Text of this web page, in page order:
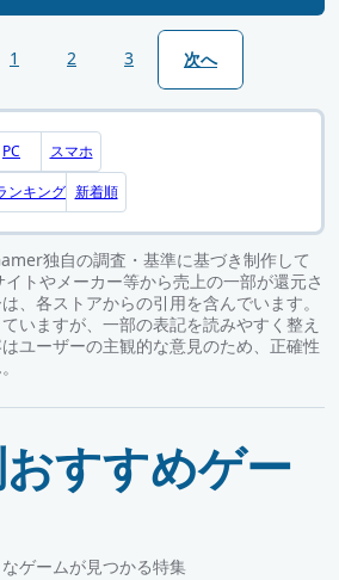
1 2 3 次へ
PC スマホ
ンキング 新着順
独自の調査・基準に基づき制作して
トやメーカー等から売上の一部が還元さ
、各ストアからの引用を含んでいます。
いますが、一部の表記を読みやすく整え
ユーザーの主観的な意見のため、正確性
すすめゲー
ゲームが見つかる特集